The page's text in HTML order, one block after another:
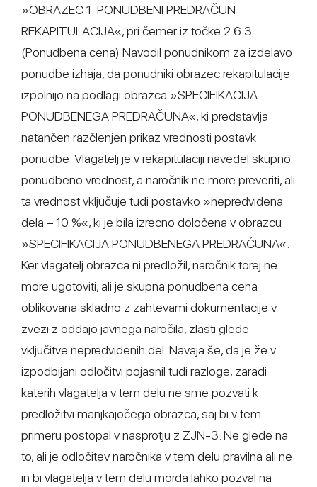
»OBRAZEC 1: PONUDBENI PREDRAČUN –
REKAPITULACIJA«, pri čemer iz točke 2.6.3.
(Ponudbena cena) Navodil ponudnikom za izdelavo
ponudbe izhaja, da ponudniki obrazec rekapitulacije
izpolnijo na podlagi obrazca »SPECIFIKACIJA
PONUDBENEGA PREDRAČUNA«, ki predstavlja
natančen razčlenjen prikaz vrednosti postavk
ponudbe. Vlagatelj je v rekapitulaciji navedel skupno
ponudbeno vrednost, a naročnik ne more preveriti, ali
ta vrednost vključuje tudi postavko »nepredvidena
dela – 10 %«, ki je bila izrecno določena v obrazcu
»SPECIFIKACIJA PONUDBENEGA PREDRAČUNA«.
Ker vlagatelj obrazca ni predložil, naročnik torej ne
more ugotoviti, ali je skupna ponudbena cena
oblikovana skladno z zahtevami dokumentacije v
zvezi z oddajo javnega naročila, zlasti glede
vključitve nepredvidenih del. Navaja še, da je že v
izpodbijani odločitvi pojasnil tudi razloge, zaradi
katerih vlagatelja v tem delu ne sme pozvati k
predložitvi manjkajočega obrazca, saj bi v tem
primeru postopal v nasprotju z ZJN-3. Ne glede na
to, ali je odločitev naročnika v tem delu pravilna ali ne
in bi vlagatelja v tem delu morda lahko pozval na